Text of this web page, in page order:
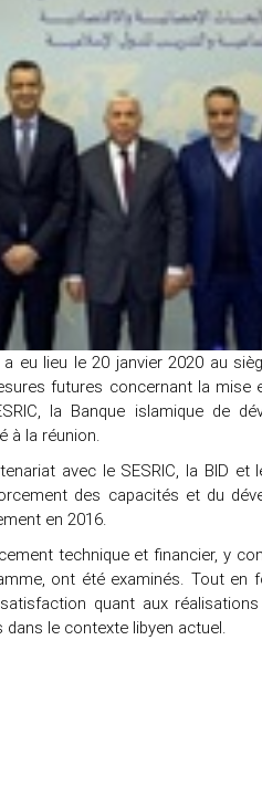
eu lieu le 20 janvier 2020 au
futures concernant la
la Banque islamique de
à la réunion.
avec le SESRIC, la BID
des capacités et du
en 2016.
technique et financier, y
ont été examinés. Tout en
quant aux
le contexte libyen actuel.